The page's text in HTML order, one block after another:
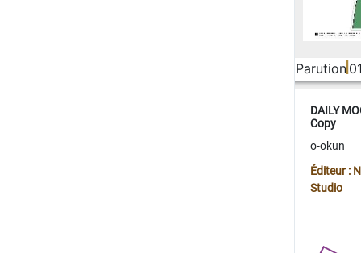
Parution
DAILY
Copy
o-okun
Éditeur :
Studio